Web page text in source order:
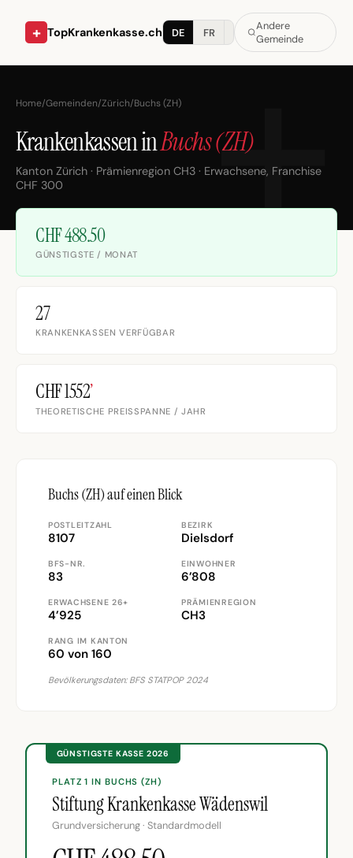
+ TopKrankenkasse.ch DE FR
Andere
Gemeinde
Home/Gemeinden/Zürich/Buchs (ZH)
Krankenkassen inBuchs (ZH)
Kanton Zürich · Prämienregion CH3 · Erwachsene, Franchise
CHF 300
CHF 488.50
GÜNSTIGSTE / MONAT
27
KRANKENKASSEN VERFÜGBAR
CHF 1552’
THEORETISCHE PREISSPANNE / JAHR
Buchs (ZH) auf einen Blick
POSTLEITZAHL
8107
BEZIRK
Dielsdorf
BFS-NR.
83
EINWOHNER
6’808
ERWACHSENE 26+
4’925
PRÄMIENREGION
CH3
RANG IM KANTON
60 von 160
Bevölkerungsdaten: BFS STATPOP 2024
GÜNSTIGSTE KASSE 2026
PLATZ 1 IN BUCHS (ZH)
Stiftung Krankenkasse Wädenswil
Grundversicherung · Standardmodell